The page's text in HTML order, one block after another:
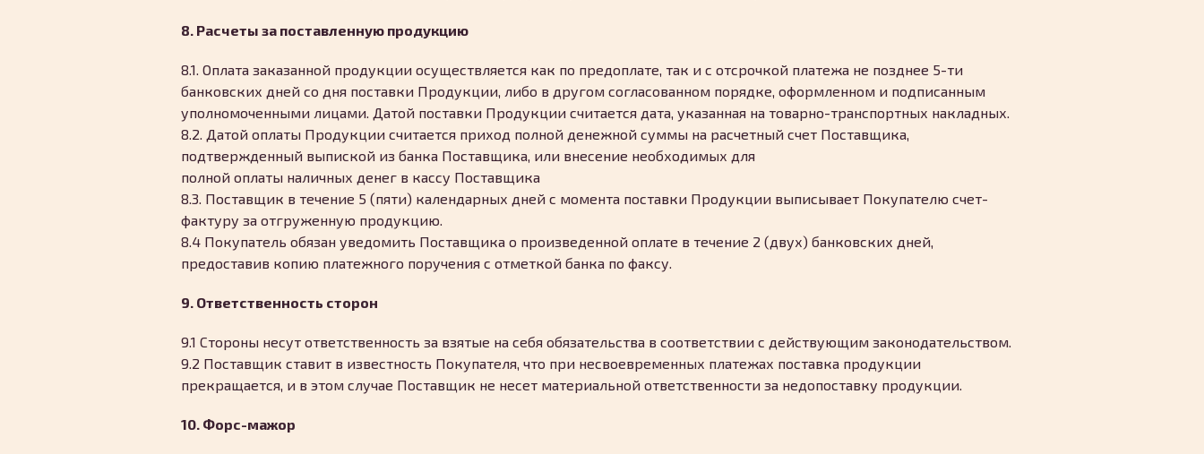
8. Расчеты за поставленную продукцию
8.1. Оплата заказанной продукции осуществляется как по предоплате, так и с отсрочкой платежа не позднее 5-ти
банковских дней со дня поставки Продукции, либо в другом согласованном порядке, оформленном и подписанным
уполномоченными лицами. Датой поставки Продукции считается дата, указанная на товарно-транспортных накладных.
8.2. Датой оплаты Продукции считается приход полной денежной суммы на расчетный счет Поставщика,
подтвержденный выпиской из банка Поставщика, или внесение необходимых для
полной оплаты наличных денег в кассу Поставщика
8.3. Поставщик в течение 5 (пяти) календарных дней с момента поставки Продукции выписывает Покупателю счет-
фактуру за отгруженную продукцию.
8.4 Покупатель обязан уведомить Поставщика о произведенной оплате в течение 2 (двух) банковских дней,
предоставив копию платежного поручения с отметкой банка по факсу.
9. Ответственность сторон
9.1 Стороны несут ответственность за взятые на себя обязательства в соответствии с действующим законодательством.
9.2 Поставщик ставит в известность Покупателя, что при несвоевременных платежах поставка продукции
прекращается, и в этом случае Поставщик не несет материальной ответственности за недопоставку продукции.
10. Форс-мажор